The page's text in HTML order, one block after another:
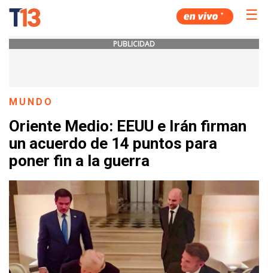
☰
PUBLICIDAD
MUNDO
Oriente Medio: EEUU e Irán firman
un acuerdo de 14 puntos para
poner fin a la guerra